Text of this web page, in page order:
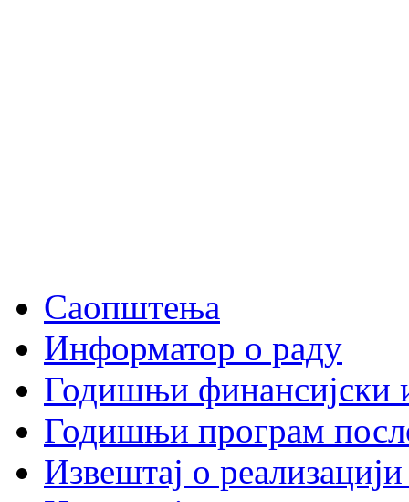
Саопштења
Информатор о раду
Годишњи финансијски
Годишњи програм
Извештај о